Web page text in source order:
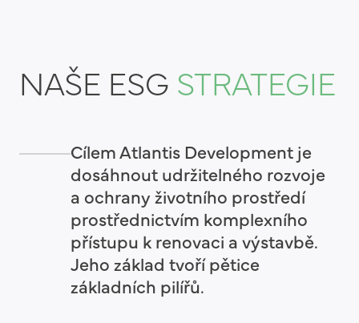
NAŠE ESG STRATEGIE
Cílem Atlantis Development je
dosáhnout udržitelného rozvoje
a ochrany životního prostředí
prostřednictvím komplexního
přístupu k renovaci a výstavbě.
Jeho základ tvoří pětice
základních pilířů.